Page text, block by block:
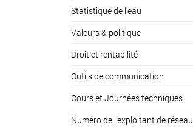
Statistique de l'eau
Valeurs & politique
Droit et rentabilité
Outils de communication
Cours et Journées techniques
Numéro de l’exploitant de réseau